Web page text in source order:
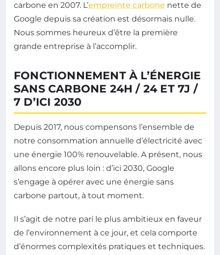
carbone en 2007. L’empreinte carbone nette de
Google depuis sa création est désormais nulle.
Nous sommes heureux d’être la première
grande entreprise à l’accomplir.
FONCTIONNEMENT À L’ÉNERGIE
SANS CARBONE 24H / 24 ET 7J /
7 D’ICI 2030
Depuis 2017, nous compensons l’ensemble de
notre consommation annuelle d’électricité avec
une énergie 100% renouvelable. A présent, nous
allons encore plus loin : d’ici 2030, Google
s’engage à opérer avec une énergie sans
carbone partout, à tout moment.
Il s’agit de notre pari le plus ambitieux en faveur
de l’environnement à ce jour, et cela comporte
d’énormes complexités pratiques et techniques.